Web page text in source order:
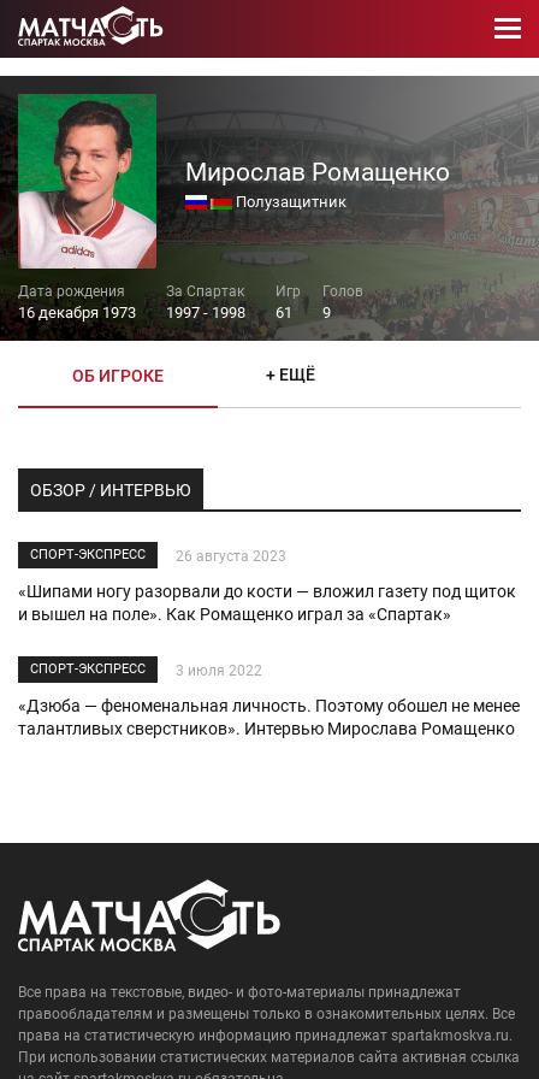
Мирослав Ромащенко
Полузащитник
16 декабря 1973 1997 - 1998 61 9
ОБ ИГРОКЕ + ЕЩЁ
ОБЗОР / ИНТЕРВЬЮ
СПОРТ-ЭКСПРЕСС 26 августа 2023
«Шипами ногу разорвали до кости — вложил газету под щиток
и вышел на поле». Как Ромащенко играл за «Спартак»
СПОРТ-ЭКСПРЕСС 3 июля 2022
«Дзюба — феноменальная личность. Поэтому обошел не менее
талантливых сверстников». Интервью Мирослава Ромащенко
Все права на текстовые, видео- и фото-материалы принадлежат
правообладателям и размещены только в ознакомительных целях. Все
права на статистическую информацию принадлежат spartakmoskva.ru.
При использовании статистических материалов сайта активная ссылка